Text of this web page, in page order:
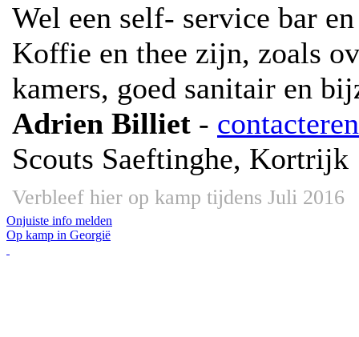
Wel een self- service bar
Koffie en thee zijn, zoals
kamers, goed sanitair en
Adrien Billiet - contacteren
Scouts Saeftinghe, Kortrijk
Verbleef hier op kamp tijdens Juli 2016
Onjuiste info melden
Op kamp in Georgië